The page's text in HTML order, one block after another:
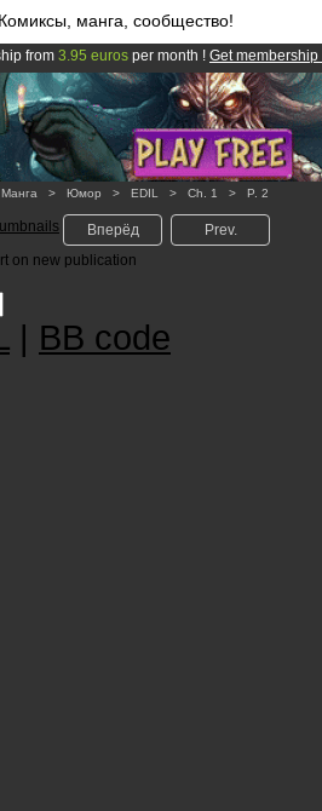
Комиксы, манга, сообщество!
from 3.95 euros per month ! Get membership
and 1000comics & mangas!.
is now LIVE!.
Манга > Юмор > EDIL > Ch. 1 > P. 2
Вперёд
Prev.
on new publication
| BB code